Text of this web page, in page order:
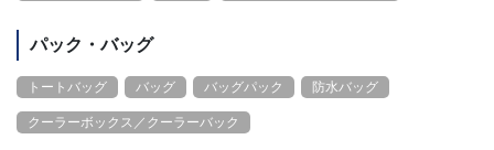
パック・バッグ
トートバッグ バッグ バッグパック 防水バッグ
クーラーボックス／クーラーバック